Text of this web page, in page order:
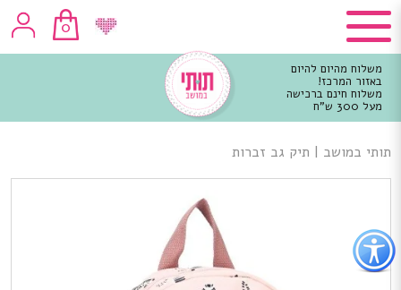
כפתור
לפתיחת
תפריט
נגישות
0
משלוח מהיום להיום
באזור המרכז!
משלוח חינם ברכישה
מעל 300 ש"ח
מרכזי
תותי במושב | תיק גב זברות